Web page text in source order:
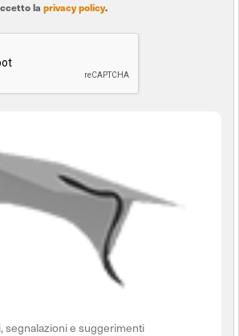
la privacy policy.
segnalazioni e suggerimenti